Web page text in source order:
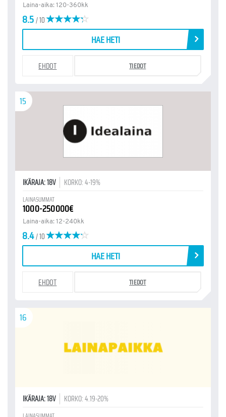
Laina-aika: 120-360kk
8.5/ 10
HAE HETI
EHDOT TIEDOT
15
IKÄRAJA: 18V KORKO: 4-19%
LAINASUMMAT
1000-250000€
Laina-aika: 12-240kk
8.4/ 10
HAE HETI
EHDOT TIEDOT
16
IKÄRAJA: 18V KORKO: 4.19-20%